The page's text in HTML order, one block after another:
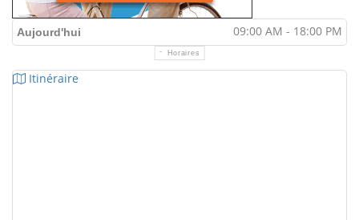
Aujourd'hui 09:00 AM - 18:00 PM
Horaires
Itinéraire